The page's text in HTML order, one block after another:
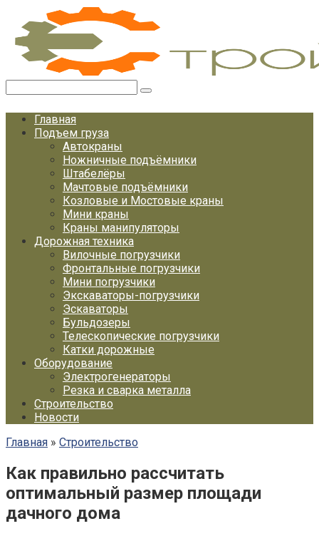
Перейти
контенту
Главная
Подъем груза
Автокраны
Ножничные подъёмники
Штабелёры
Мачтовые подъёмники
Козловые и Мостовые краны
Мини краны
Краны манипуляторы
Дорожная техника
Вилочные погрузчики
Фронтальные погрузчики
Мини погрузчики
Экскаваторы-погрузчики
Эскаваторы
Бульдозеры
Телескопические погрузчики
Катки дорожные
Оборудование
Электрогенераторы
Резка и сварка металла
Строительство
Новости
Главная » Строительство
Как правильно рассчитать
оптимальный размер площади
дачного дома